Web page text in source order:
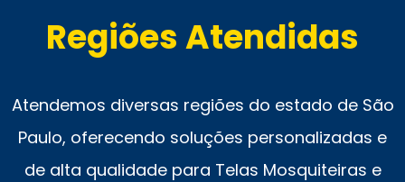
Regiões Atendidas
Atendemos diversas regiões do estado de São
Paulo, oferecendo soluções personalizadas e
de alta qualidade para Telas Mosquiteiras e